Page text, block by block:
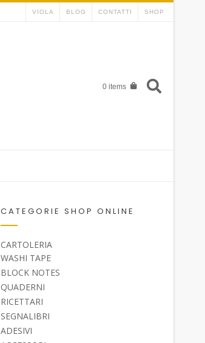
VIOLA BLOG CONTATTI SHOP
0 items
CATEGORIE SHOP ONLINE
CARTOLERIA
WASHI TAPE
BLOCK NOTES
QUADERNI
RICETTARI
SEGNALIBRI
ADESIVI